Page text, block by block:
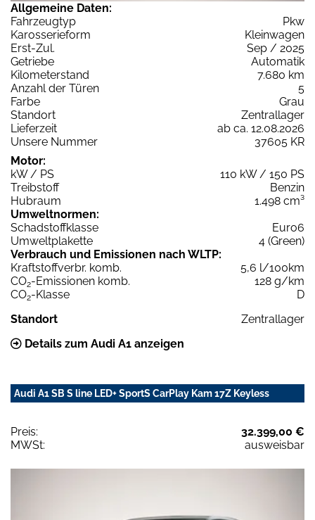
Allgemeine Daten:
Fahrzeugtyp
Pkw
Karosserieform
Kleinwagen
Erst-Zul.
Sep / 2025
Getriebe
Automatik
Kilometerstand
7.680 km
Anzahl der Türen
5
Farbe
Grau
Standort
Zentrallager
Lieferzeit
ab ca. 12.08.2026
Unsere Nummer
37605 KR
Motor:
kW / PS
110 kW / 150 PS
Treibstoff
Benzin
Hubraum
1.498 cm³
Umweltnormen:
Schadstoffklasse
Euro6
Umweltplakette
4 (Green)
Verbrauch und Emissionen nach WLTP:
Kraftstoffverbr. komb.
5,6 l/100km
CO2-Emissionen komb.
128 g/km
CO2-Klasse
D
Standort
Zentrallager
Details zum Audi A1 anzeigen
Audi A1 SB S line LED+ SportS CarPlay Kam 17Z Keyless
Preis:
32.399,00 €
MWSt:
ausweisbar